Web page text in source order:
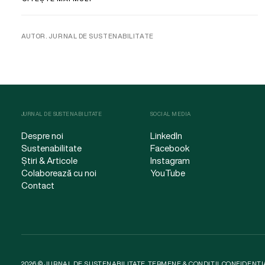
AUTOR. JURNAL DE SUSTENABILITATE
JURNAL DE SUSTENABILITATE
Despre noi
Sustenabilitate
Știri & Articole
Colaborează cu noi
Contact
SOCIAL MEDIA
LinkedIn
Facebook
Instagram
YouTube